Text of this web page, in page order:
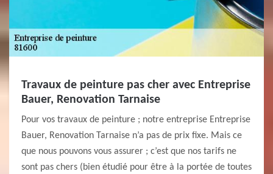
Travaux de peinture pas cher avec Entreprise
Bauer, Renovation Tarnaise
Pour vos travaux de peinture ; notre entreprise Entreprise
Bauer, Renovation Tarnaise n’a pas de prix fixe. Mais ce
que nous pouvons vous assurer ; c’est que nos tarifs ne
sont pas chers (bien étudié pour être à la portée de toutes